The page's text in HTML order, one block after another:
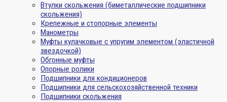
Втулки скольжения (биметаллические подшипники
скольжения)
Крепежные и стопорные элементы
Манометры
Муфты кулачковые с упругим элементом (эластичной
звездочкой)
Обгонные муфты
Опорные ролики
Подшипники для кондиционеров
Подшипники для сельскохозяйственной техники
Подшипники скольжения